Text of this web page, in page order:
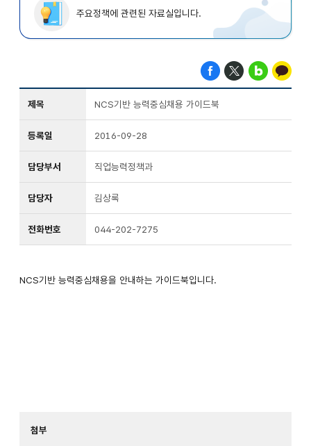
주요정책에 관련된 자료실입니다.
제목 NCS기반 능력중심채용 가이드북
등록일 2016-09-28
담당부서 직업능력정책과
담당자 김상록
전화번호 044-202-7275
NCS기반 능력중심채용을 안내하는 가이드북입니다.
첨부